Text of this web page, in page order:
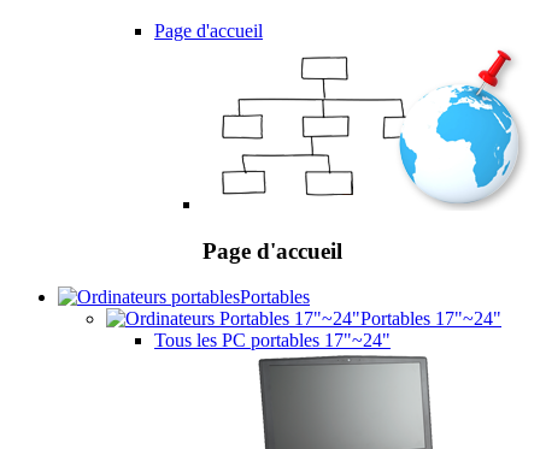
Page d'accueil
Page d'accueil
Portables
Portables 17"~24"
Tous les PC portables 17"~24"